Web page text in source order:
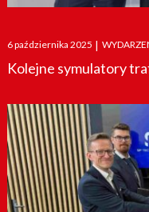
Posted
on
6 października 2025 |
Kolejne symulatory